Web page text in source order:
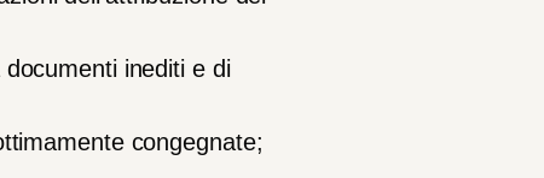
documenti inediti e di
amente congegnate;